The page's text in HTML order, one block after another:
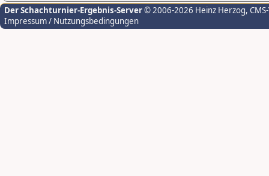
Der Schachturnier-Ergebnis-Server© 2006-2026 Heinz Herzog,
Impressum / Nutzungsbedingungen